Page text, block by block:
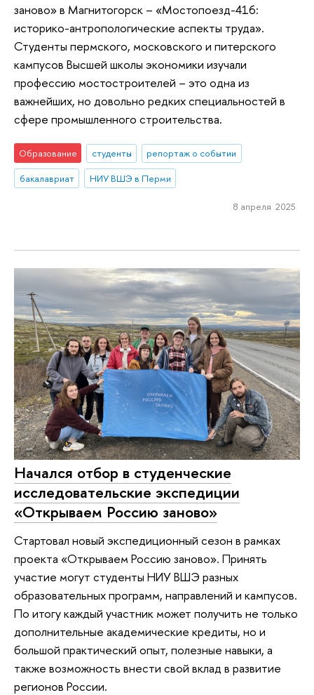
заново» в Магнитогорск – «Мостопоезд-416:
историко-антропологические аспекты труда».
Студенты пермского, московского и питерского
кампусов Высшей школы экономики изучали
профессию мостостроителей – это одна из
важнейших, но довольно редких специальностей в
сфере промышленного строительства.
Образование студенты
репортаж о событии
бакалавриат
НИУ ВШЭ в Перми
8 апреля 2025
Начался отбор в студенческие
исследовательские экспедиции
«Открываем Россию заново»
Стартовал новый экспедиционный сезон в рамках
проекта «Открываем Россию заново». Принять
участие могут студенты НИУ ВШЭ разных
образовательных программ, направлений и кампусов.
По итогу каждый участник может получить не только
дополнительные академические кредиты, но и
большой практический опыт, полезные навыки, а
также возможность внести свой вклад в развитие
регионов России.